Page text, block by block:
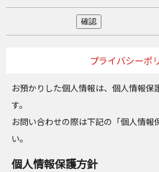
プライバシーポ
お預かりした個人情報は、個人情報保
す。
お問い合わせの際は下記の「個人情報
い。
個人情報保護方針